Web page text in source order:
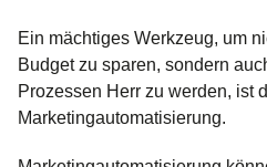
Ein mächtiges Werkzeug, um
Budget zu sparen, sondern
Prozessen Herr zu werden, ist
Marketingautomatisierung.